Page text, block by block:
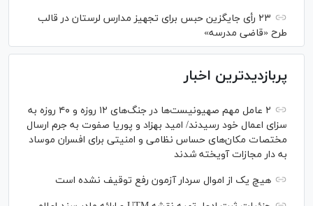
۲۳ رأی جایگزین حبس برای تجهیز مدارس لرستان در قالب
طرح «قاضی مدرسه»
پربازدیدترین اخبار
۲ عامل مهم صهیونیست‌ها در جنگ‌های ۱۲ روزه و ۴۰ روزه به
سزای اعمال خود رسیدند/ امید بهزاد و پوریا صفوت به جرم ارسال
مختصات مکان‌های حساس نظامی و امنیتی برای افسران موساد
به دار مجازات آویخته شدند
هیچ یک از اموال سردار آزمون رفع توقیف نشده است